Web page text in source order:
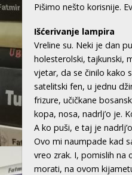
Pišimo nešto korisnije.
Išćerivanje lampira
Vreline su. Neki je dan
holesterolski, tajkunski,
vjetar, da se činilo kako
satelitski fen, u jednu
frizure, učičkane
kopa, nosa, nadrlj’o je.
A ko puši, e taj je
Ovo mi naumpade kad
vreo zrak. I, pomislih na
morati, na ovom